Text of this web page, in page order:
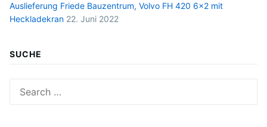
Auslieferung Friede Bauzentrum, Volvo FH 420 6×2 mit
Heckladekran 22. Juni 2022
SUCHE
for: